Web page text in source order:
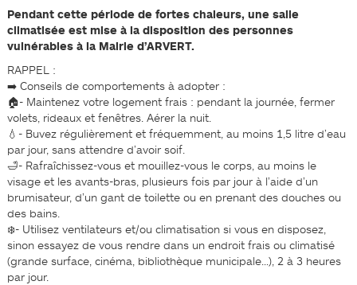
Pendant cette période de fortes chaleurs, une salle
climatisée est mise à la disposition des personnes
vulnérables à la Mairie d’ARVERT.
RAPPEL :
➡️ Conseils de comportements à adopter :
🏠- Maintenez votre logement frais : pendant la journée, fermer
volets, rideaux et fenêtres. Aérer la nuit.
💧- Buvez régulièrement et fréquemment, au moins 1,5 litre d’eau
par jour, sans attendre d’avoir soif.
🛁- Rafraîchissez-vous et mouillez-vous le corps, au moins le
visage et les avants-bras, plusieurs fois par jour à l’aide d’un
brumisateur, d’un gant de toilette ou en prenant des douches ou
des bains.
❄️- Utilisez ventilateurs et/ou climatisation si vous en disposez,
sinon essayez de vous rendre dans un endroit frais ou climatisé
(grande surface, cinéma, bibliothèque municipale…), 2 à 3 heures
par jour.